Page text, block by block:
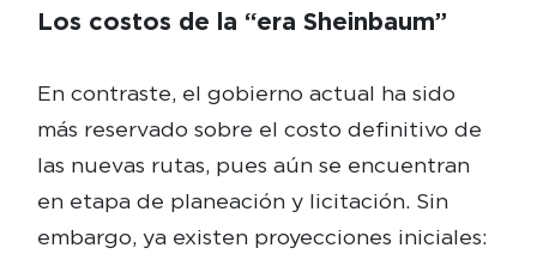
Los costos de la “era Sheinbaum”
En contraste, el gobierno actual ha sido
más reservado sobre el costo definitivo de
las nuevas rutas, pues aún se encuentran
en etapa de planeación y licitación. Sin
embargo, ya existen proyecciones iniciales: